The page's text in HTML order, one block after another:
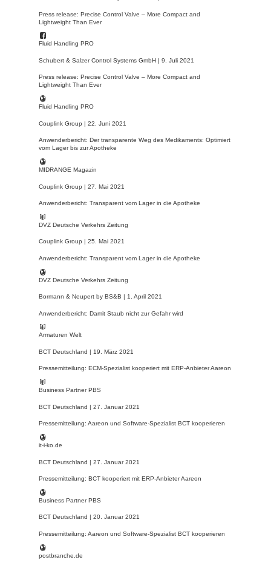
Press release: Precise Control Valve – More Compact and
Lightweight Than Ever
Fluid Handling PRO
Schubert & Salzer Control Systems GmbH | 9. Juli 2021
Press release: Precise Control Valve – More Compact and
Lightweight Than Ever
Fluid Handling PRO
Couplink Group | 22. Juni 2021
Anwenderbericht: Der transparente Weg des Medikaments: Optimiert
vom Lager bis zur Apotheke
MIDRANGE Magazin
Couplink Group | 27. Mai 2021
Anwenderbericht: Transparent vom Lager in die Apotheke
DVZ Deutsche Verkehrs Zeitung
Couplink Group | 25. Mai 2021
Anwenderbericht: Transparent vom Lager in die Apotheke
DVZ Deutsche Verkehrs Zeitung
Bormann & Neupert by BS&B | 1. April 2021
Anwenderbericht: Damit Staub nicht zur Gefahr wird
Armaturen Welt
BCT Deutschland | 19. März 2021
Pressemitteilung: ECM-Spezialist kooperiert mit ERP-Anbieter Aareon
Business Partner PBS
BCT Deutschland | 27. Januar 2021
Pressemitteilung: Aareon und Software-Spezialist BCT kooperieren
it-i-ko.de
BCT Deutschland | 27. Januar 2021
Pressemitteilung: BCT kooperiert mit ERP-Anbieter Aareon
Business Partner PBS
BCT Deutschland | 20. Januar 2021
Pressemitteilung: Aareon und Software-Spezialist BCT kooperieren
postbranche.de